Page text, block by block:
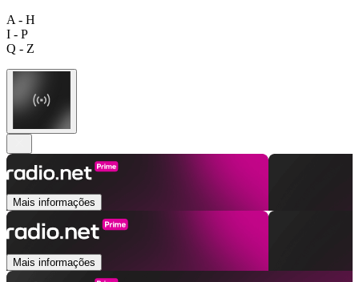
A - H
I - P
Q - Z
Mais informações
Mais informações